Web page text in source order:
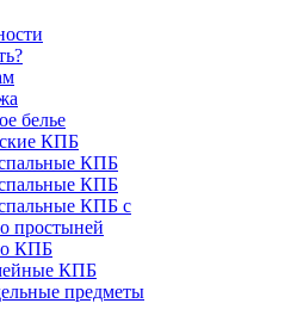
белье
КПБ
КПБ
КПБ
КПБ с
простыней
КПБ
КПБ
предметы